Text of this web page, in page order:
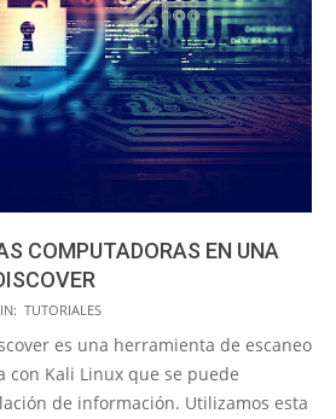
COMPUTADORAS EN UNA
IN: TUTORIALES
es una herramienta de escaneo
Kali Linux que se puede
de información. Utilizamos esta